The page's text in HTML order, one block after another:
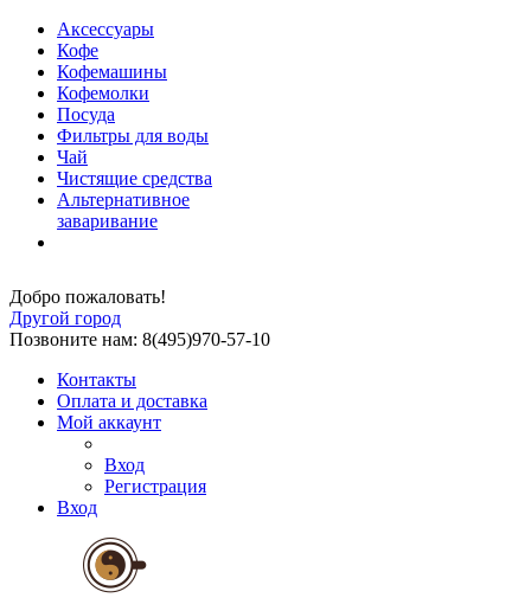
Аксессуары
Кофе
Кофемашины
Кофемолки
Посуда
Фильтры для воды
Чай
Чистящие средства
Альтернативное
заваривание
Добро пожаловать!
Другой город
Позвоните нам: 8(495)970-57-10
Контакты
Оплата и доставка
Мой аккаунт
Вход
Регистрация
Вход